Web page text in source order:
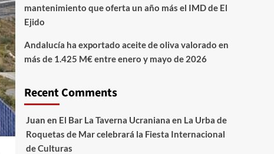
mantenimiento que oferta un año más el IMD de El
Ejido
Andalucía ha exportado aceite de oliva valorado en
más de 1.425 M€ entre enero y mayo de 2026
Recent Comments
Juan en El Bar La Taverna Ucraniana en La Urba de
Roquetas de Mar celebrará la Fiesta Internacional
de Culturas